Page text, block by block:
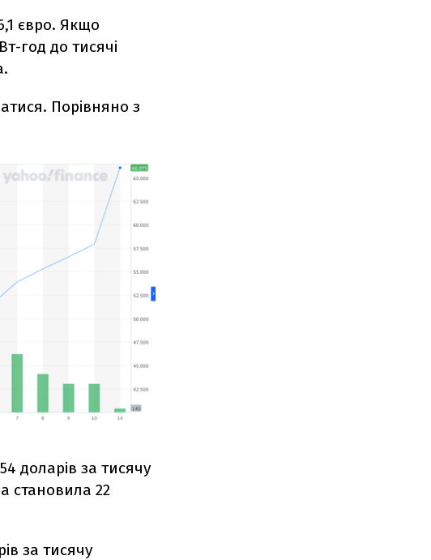
євро. Якщо
год до тисячі
Порівняно з
доларів за тисячу
становила 22
за тисячу